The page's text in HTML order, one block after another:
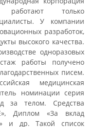
только
У компании
разработок,
высокого качества.
одноразовых
работы получено
писем.
медицинская
номинации серия
за телом. Средства
Диплом «За вклад
и др. Такой список